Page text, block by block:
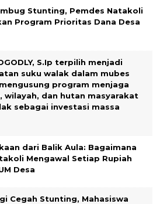
Stunting, Pemdes Natakoli
Program Prioritas Dana Desa
S.Ip terpilih menjadi
suku walak dalam mubes
program menjaga
wilayah, dan hutan masyarakat
sebagai investasi massa
dari Balik Aula: Bagaimana
Mengawal Setiap Rupiah
Desa
Cegah Stunting, Mahasiswa